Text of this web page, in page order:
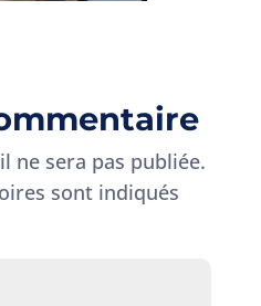
ne sera pas publiée.
sont indiqués